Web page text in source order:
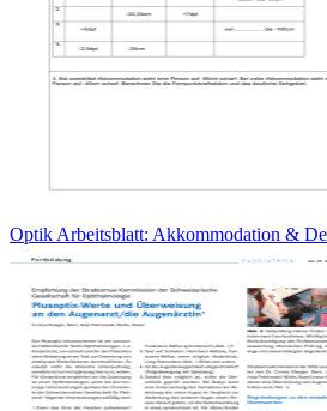
Optik Arbeitsblatt: Akkommodation &